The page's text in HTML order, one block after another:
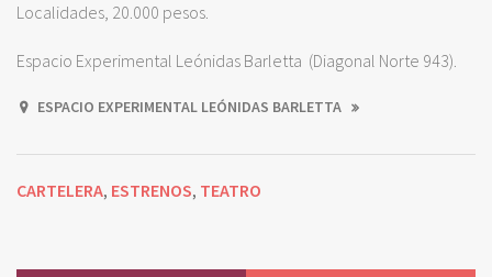
Localidades, 20.000 pesos.
Espacio Experimental Leónidas Barletta (Diagonal Norte 943).
ESPACIO EXPERIMENTAL LEÓNIDAS BARLETTA
CARTELERA, ESTRENOS, TEATRO